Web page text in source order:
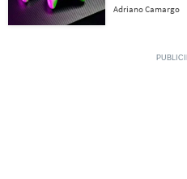
Adriano Camargo